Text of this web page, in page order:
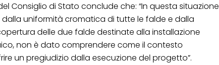
Consiglio di Stato conclude che: “In questa situazione
uniformità cromatica di tutte le falde e dalla
delle due falde destinate alla installazione
non è dato comprendere come il contesto
un pregiudizio dalla esecuzione del progetto”.